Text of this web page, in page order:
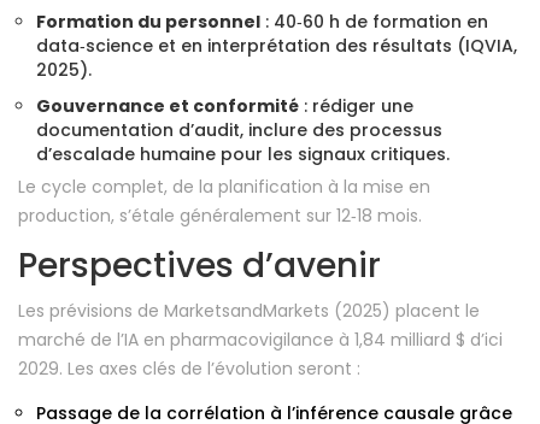
Formation du personnel : 40‑60 h de formation en
data‑science et en interprétation des résultats (IQVIA,
2025).
Gouvernance et conformité : rédiger une
documentation d’audit, inclure des processus
d’escalade humaine pour les signaux critiques.
Le cycle complet, de la planification à la mise en
production, s’étale généralement sur 12‑18 mois.
Perspectives d’avenir
Les prévisions de MarketsandMarkets (2025) placent le
marché de l’IA en pharmacovigilance à 1,84 milliard $ d’ici
2029. Les axes clés de l’évolution seront :
Passage de la corrélation à l’inférence causale grâce